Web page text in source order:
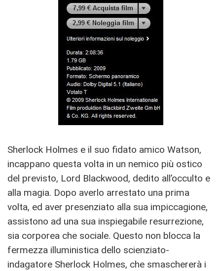
Sherlock Holmes e il suo fidato amico Watson,
incappano questa volta in un nemico più ostico
del previsto, Lord Blackwood, dedito all’occulto e
alla magia. Dopo averlo arrestato una prima
volta, ed aver presenziato alla sua impiccagione,
assistono ad una sua inspiegabile resurrezione,
sia corporea che sociale. Questo non blocca la
fermezza illuministica dello scienziato-
indagatore Sherlock Holmes, che smaschererà i